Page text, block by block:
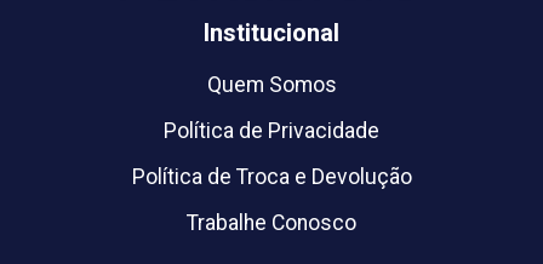
Institucional
Quem Somos
Política de Privacidade
Política de Troca e Devolução
Trabalhe Conosco